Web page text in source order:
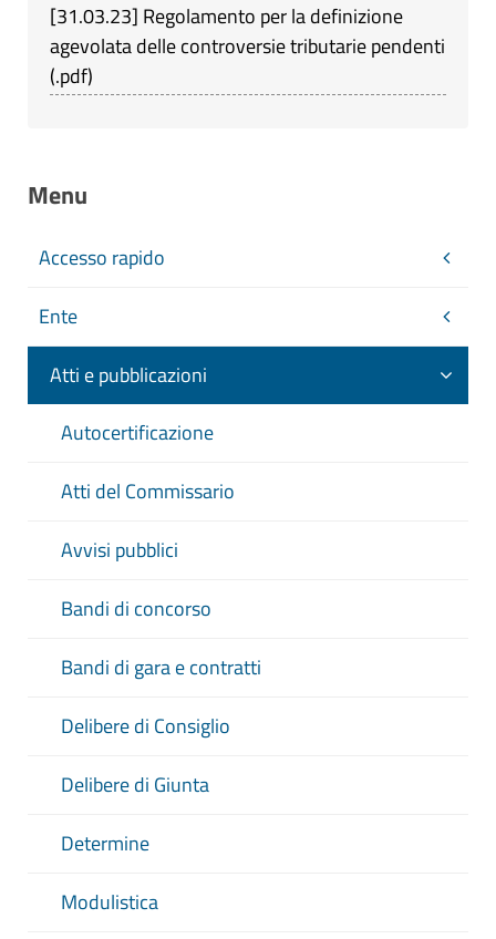
[31.03.23] Regolamento per la definizione
agevolata delle controversie tributarie pendenti
(.pdf)
Menu
Accesso rapido
Ente
Atti e pubblicazioni
Autocertificazione
Atti del Commissario
Avvisi pubblici
Bandi di concorso
Bandi di gara e contratti
Delibere di Consiglio
Delibere di Giunta
Determine
Modulistica